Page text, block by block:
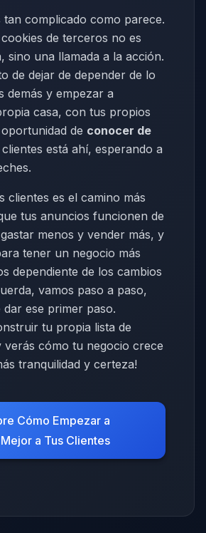
tan complicado como parece.
de terceros no es
sino una llamada a la acción.
de dejar de depender de lo
demás y empezar a
casa, con tus propios
de conocer de
está ahí, esperando a
clientes es el camino más
tus anuncios funcionen de
menos y vender más, y
tener un negocio más
dependiente de los cambios
vamos paso a paso,
ese primer paso.
tu propia lista de
verás cómo tu negocio crece
tranquilidad y certeza!
Cómo Empezar a
a Tus Clientes